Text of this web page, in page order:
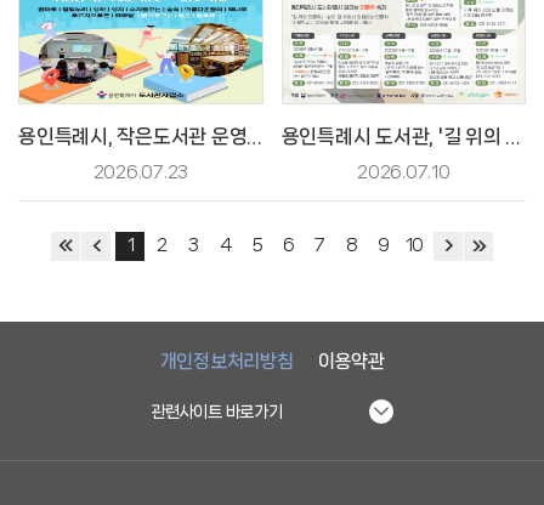
2026.07.23 2026.07.10
1 2 3 4 5 6 7 8 9 10
개인정보처리방침 이용약관
관련사이트 바로가기